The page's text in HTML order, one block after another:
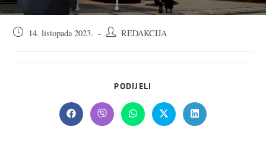
Objava14. listopada 2023.
AutorREDAKCIJA
PODIJELI
CONTENT
Opens
in
Opens
in
Opens
in
Opens
in
Opens
in